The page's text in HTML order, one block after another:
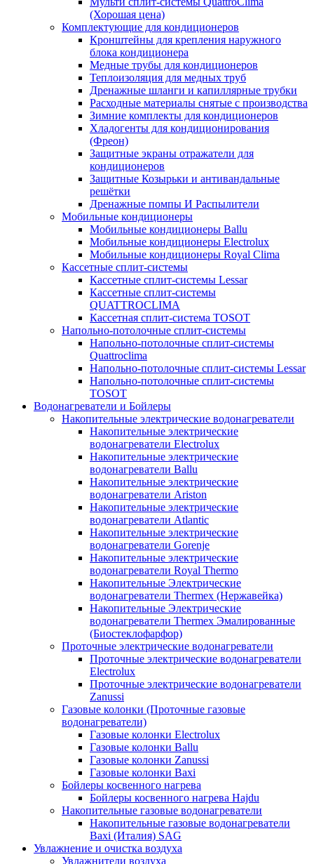
(Хорошая цена)
Комплектующие для кондиционеров
Кронштейны для крепления наружного
блока кондиционера
Медные трубы для кондиционеров
Теплоизоляция для медных труб
Дренажные шланги и капиллярные трубки
Расходные материалы снятые с производства
Зимние комплекты для кондиционеров
Хладогенты для кондиционирования
(Фреон)
Защитные экраны отражатели для
кондиционеров
Защитные Козырьки и антивандальные
решётки
Дренажные помпы И Распылители
Мобильные кондиционеры
Мобильные кондиционеры Ballu
Мобильные кондиционеры Electrolux
Мобильные кондиционеры Royal Clima
Кассетные сплит-системы
Кассетные сплит-системы Lessar
Кассетные сплит-системы
QUATTROCLIMA
Кассетная сплит-система TOSOT
Напольно-потолочные сплит-системы
Напольно-потолочные сплит-системы
Quattroclima
Напольно-потолочные сплит-системы Lessar
Напольно-потолочные сплит-системы
TOSOT
Водонагреватели и Бойлеры
Накопительные электрические водонагреватели
Накопительные электрические
водонагреватели Electrolux
Накопительные электрические
водонагреватели Ballu
Накопительные электрические
водонагреватели Ariston
Накопительные электрические
водонагреватели Atlantic
Накопительные электрические
водонагреватели Gorenje
Накопительные электрические
водонагреватели Royal Thermo
Накопительные Электрические
водонагреватели Thermex (Нержавейка)
Накопительные Электрические
водонагреватели Thermex Эмалированные
(Биостеклофарфор)
Проточные электрические водонагреватели
Проточные электрические водонагреватели
Electrolux
Проточные электрические водонагреватели
Zanussi
Газовые колонки (Проточные газовые
водонагреватели)
Газовые колонки Electrolux
Газовые колонки Ballu
Газовые колонки Zanussi
Газовые колонки Baxi
Бойлеры косвенного нагрева
Бойлеры косвенного нагрева Hajdu
Накопительные газовые водонагреватели
Накопительные газовые водонагреватели
Baxi (Италия) SAG
Увлажнение и очистка воздуха
Увлажнители воздуха